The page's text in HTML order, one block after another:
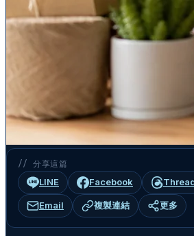
// 分享這篇
LINE Facebook
Email 複製連結 更多